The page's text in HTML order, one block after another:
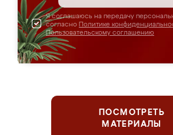
Я соглашаюсь на передачу
согласно Политике
Пользовательскому соглашению
ПОСМОТРЕТЬ
МАТЕРИАЛЫ